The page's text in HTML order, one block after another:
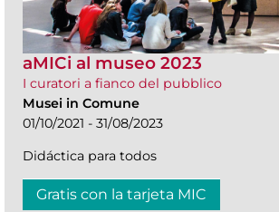
aMICi al museo 2023
I curatori a fianco del pubblico
Musei in Comune
01/10/2021 - 31/08/2023
Didáctica para todos
Gratis con la tarjeta MIC